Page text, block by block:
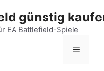
günstig
EA Battlefield-Spiele
Menü